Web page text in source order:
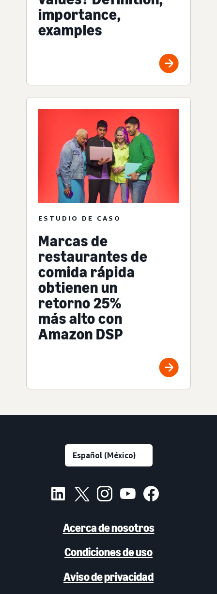
importance,
examples
ESTUDIO DE CASO
Marcas de
restaurantes de
comida rápida
obtienen un
retorno 25%
más alto con
Amazon DSP
Acerca de nosotros
Condiciones de uso
Aviso de privacidad